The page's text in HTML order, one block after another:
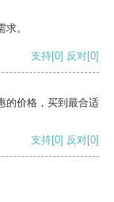
。
支持[0] 反对[0]
的价格，买到最合适
支持[0] 反对[0]